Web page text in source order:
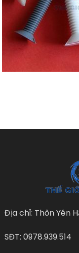
Địa chỉ: Thôn Yên
SĐT: 0978.939.514